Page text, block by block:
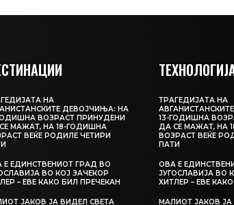
НА
ДЕВОЈЧИЊА: НА
ВОЗРАСТ ПРИНУДЕНИ
МАЖАТ, НА 18-ГОДИШНА
ВЕЌЕ РОДИЛЕ ЧЕТИРИ
Е ЕДИНСТВЕНИОТ ГРАД ВО
ВО КОЈ ЗАЧЕКОР
– ЕВЕ КАКО БИЛ ПРЕЧЕКАН
ЈАКОВ ЈА ВИДЕЛ СВЕТА
ТРАГЕДИЈАТА НА
13-ГОДИШНА
ДА СЕ МАЖАТ, НА
ВОЗРАСТ ВЕЌЕ
ПАТИ
ОВА Е
ЈУГОСЛАВИЈА ВО
ХИТЛЕР – ЕВЕ
МАЛИОТ ЈАКОВ ЈА